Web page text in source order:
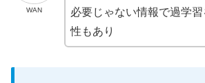
WAN
必要じゃない情報で過学
性もあり